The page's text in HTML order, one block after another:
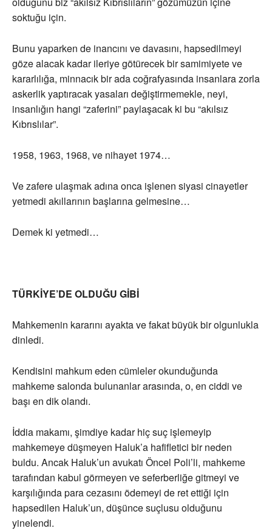
soktuğu için.
Bunu yaparken de inancını ve davasını, hapsedilmeyi
göze alacak kadar ileriye götürecek bir samimiyete ve
kararlılığa, minnacık bir ada coğrafyasında insanlara zorla
askerlik yaptıracak yasaları değiştirmemekle, neyi,
insanlığın hangi “zaferini” paylaşacak ki bu “akılsız
Kıbrıslılar”.
1958, 1963, 1968, ve nihayet 1974…
Ve zafere ulaşmak adına onca işlenen siyasi cinayetler
yetmedi akıllarının başlarına gelmesine…
Demek ki yetmedi…
TÜRKİYE’DE OLDUĞU GİBİ
Mahkemenin kararını ayakta ve fakat büyük bir olgunlukla
dinledi.
Kendisini mahkum eden cümleler okunduğunda
mahkeme salonda bulunanlar arasında, o, en ciddi ve
başı en dik olandı.
İddia makamı, şimdiye kadar hiç suç işlemeyip
mahkemeye düşmeyen Haluk’a hafifletici bir neden
buldu. Ancak Haluk’un avukatı Öncel Poli’li, mahkeme
tarafından kabul görmeyen ve seferberliğe gitmeyi ve
karşılığında para cezasını ödemeyi de ret ettiği için
hapsedilen Haluk’un, düşünce suçlusu olduğunu
yinelendi.